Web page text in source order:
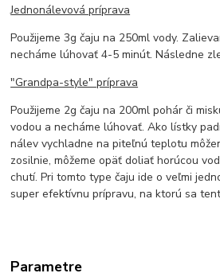
Jednonálevová príprava
Použijeme 3g čaju na 250ml vody.
necháme lúhovať 4-5 minút. Následne
"Grandpa-style" príprava
Použijeme 2g čaju na 200ml pohár či
vodou a necháme lúhovať. Ako lístky
nálev vychladne na piteľnú teplotu
zosilnie, môžeme opäť doliať horúcou
chutí. Pri tomto type čaju ide o veľmi
super efektívnu prípravu, na ktorú sa
Parametre